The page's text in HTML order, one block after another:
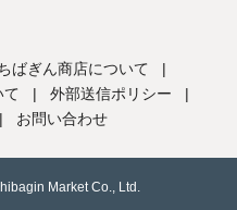
ばぎん商店について
|
て
| 外部送信ポリシー
|
| お問い合わせ
Market Co., Ltd.